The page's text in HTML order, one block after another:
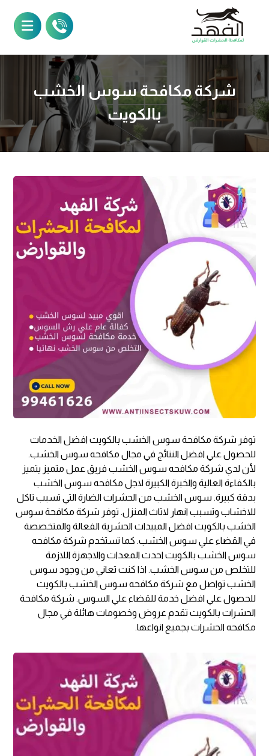
شركة مكافحة سوس الخشب
بالكويت
توفر شركة مكافحة سوس الخشب بالكويت افضل الخدمات
للحصول علي افضل النتائج في مجال مكافحه سوس الخشب.
لأن لدي شركة مكافحه سوس الخشب فريق عمل متميز يتميز
بالكفاءة العالية والخبرة الكبيرة لاجل مكافحه سوس الخشب
بدقة كبيرة. سوس الخشب من الحشرات الضارة التي تسبب تاكل
للاخشاب وتسبب انهار لاثاث المنزل. توفر شركة مكافحة سوس
الخشب بالكويت افضل المبيدات الحشرية الفعالة والمتخصصة
في القضاء علي سوس الخشب. كما تستخدم شركة مكافحه
سوس الخشب بالكويت احدث المعدات والاجهزة اللازمة
للتخلص من سوس الخشب. اذا كنت تعاني من وجود سوس
الخشب تواصل مع شركة مكافحه سوس الخشب بالكويت
للحصول علي افضل خدمة للقضاء علي السوس. شركة مكافحة
الحشرات بالكويت تقدم عروض وخصومات هائلة في مجال
مكافحه الحشرات بجميع انواعها.